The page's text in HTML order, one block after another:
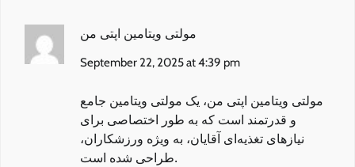
مولتی ویتامین اپتی من
September 22, 2025 at 4:39 pm
مولتی ویتامین اپتی من، یک مولتی ویتامین جامع
و قدرتمند است که به طور اختصاصی برای
نیازهای تغذیه‌ای آقایان، به ویژه ورزشکاران،
طراحی شده است.